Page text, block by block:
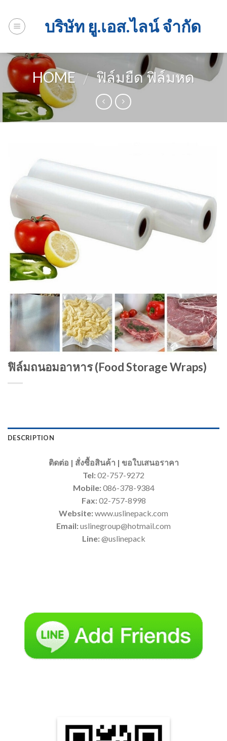
content
บริษัท ยู.เอส.ไลน์ จำกัด
HOME / ฟิล์มยืด ฟิล์มหด
ฟิล์มถนอมอาหาร (Food Storage Wraps)
DESCRIPTION
ติดต่อ | สั่งซื้อสินค้า | ขอใบเสนอราคา
Tel:02-757-9272
Mobile:086-378-9384
Fax:02-757-8998
Website:www.uslinepack.com
Email:uslinegroup@hotmail.com
Line:@uslinepack